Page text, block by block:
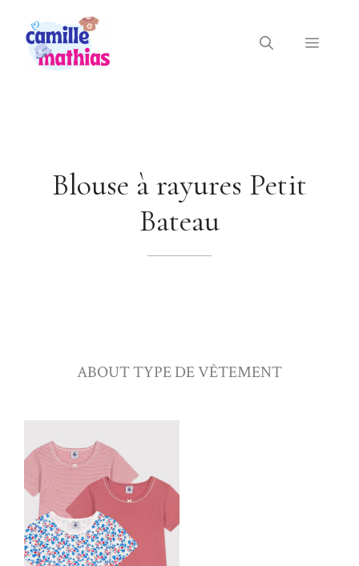
contenu
Menu
Blouse à rayures Petit
Bateau
ABOUT TYPE DE VÊTEMENT